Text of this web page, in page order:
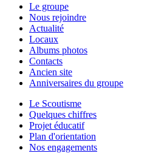
Le groupe
Nous rejoindre
Actualité
Locaux
Albums photos
Contacts
Ancien site
Anniversaires du groupe
Le Scoutisme
Quelques chiffres
Projet éducatif
Plan d'orientation
Nos engagements